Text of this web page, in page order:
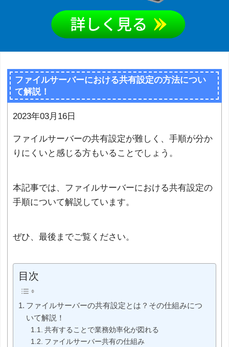
ファイルサーバーにおける共有設定の方法につい
て解説！
2023年03月16日
ファイルサーバーの共有設定が難しく、手順が分か
りにくいと感じる方もいることでしょう。
本記事では、ファイルサーバーにおける共有設定の
手順について解説しています。
ぜひ、最後までご覧ください。
目次
ファイルサーバーの共有設定とは？その仕組みにつ
いて解説！
共有することで業務効率化が図れる
ファイルサーバー共有の仕組み